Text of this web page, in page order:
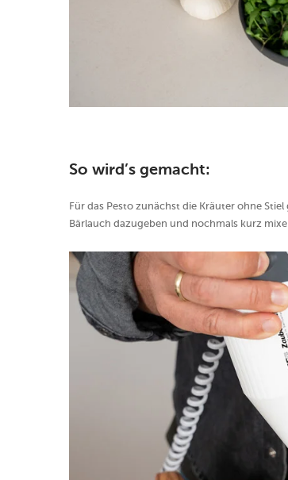
So wird’s gemacht:
Für das Pesto zunächst die Kräuter ohne
Bärlauch dazugeben und nochmals kurz